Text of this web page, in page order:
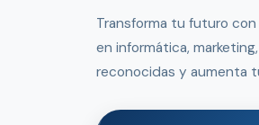
Transforma tu futuro
en informática,
reconocidas y aumenta